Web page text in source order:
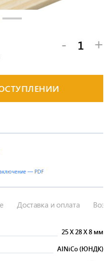
- +
— PDF
Доставка и оплата
25X28X8 мм
AlNiCo (ЮНДК)